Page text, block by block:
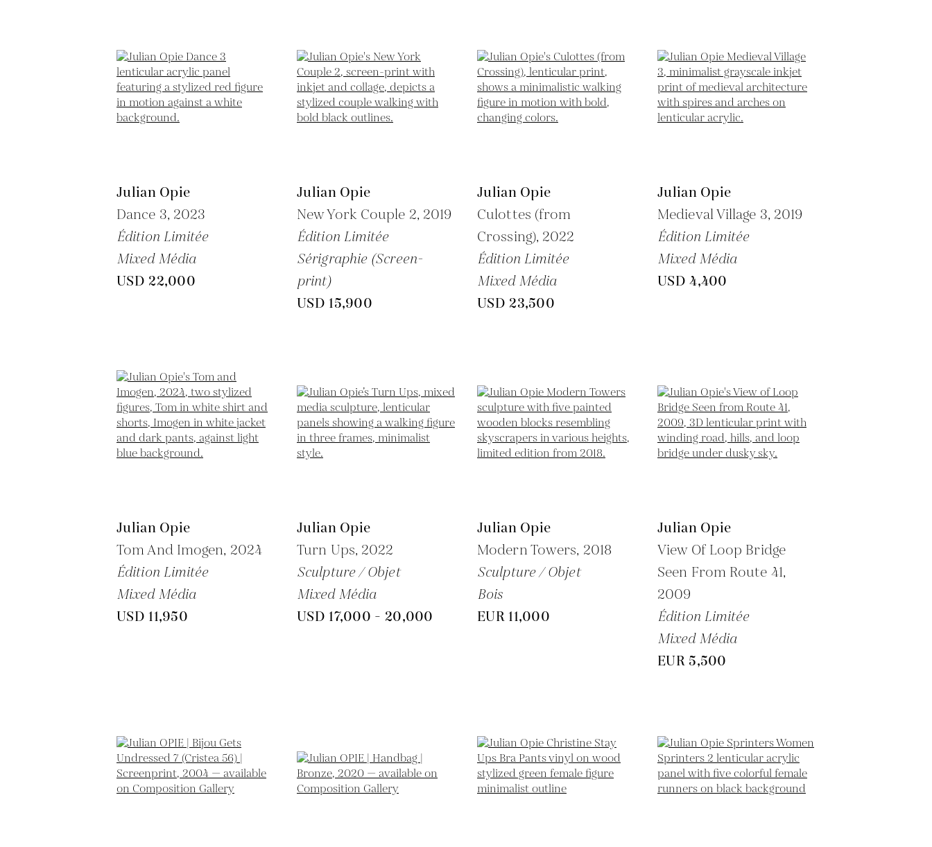
Julian Opie
Dance 3, 2023
Édition Limitée
Mixed Média
USD 22,000
Julian Opie
New York Couple 2, 2019
Édition Limitée
Sérigraphie (Screen-
print)
USD 15,900
Julian Opie
Culottes (from
Crossing), 2022
Édition Limitée
Mixed Média
USD 23,500
Julian Opie
Medieval Village 3, 2019
Édition Limitée
Mixed Média
USD 4,400
Julian Opie
Tom And Imogen, 2024
Édition Limitée
Mixed Média
USD 11,950
Julian Opie
Turn Ups, 2022
Sculpture / Objet
Mixed Média
USD 17,000 - 20,000
Julian Opie
Modern Towers, 2018
Sculpture / Objet
Bois
EUR 11,000
Julian Opie
View Of Loop Bridge
Seen From Route 41,
2009
Édition Limitée
Mixed Média
EUR 5,500